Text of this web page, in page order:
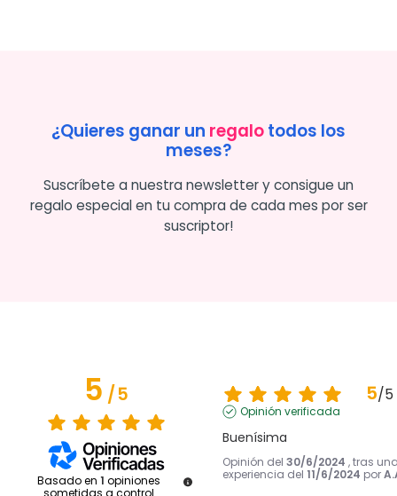
¿Quieres ganar un regalotodos los
meses?
Suscríbete a nuestra newsletter y consigue un
regalo especial en tu compra de cada mes por ser
suscriptor!
5/5
Basado en 1 opiniones
5/5
Opinión verificada
Buenísima
Opinión del 30/6/2024 , tras
experiencia del 11/6/2024 por